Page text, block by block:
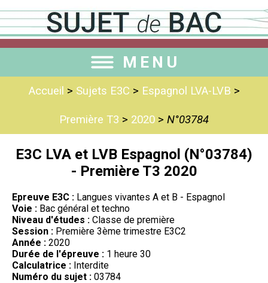
MENU
Accueil > Sujets E3C > Espagnol LVA-LVB >
Première T3 > 2020 > N°03784
E3C LVA et LVB Espagnol (N°03784)
- Première T3 2020
Epreuve E3C : Langues vivantes A et B - Espagnol
Voie : Bac général et techno
Niveau d'études : Classe de première
Session : Première 3ème trimestre E3C2
Année : 2020
Durée de l'épreuve : 1 heure 30
Calculatrice : Interdite
Numéro du sujet : 03784